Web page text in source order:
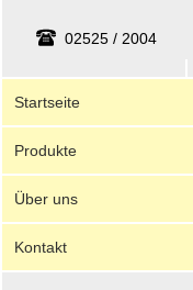
02525 / 2004
Startseite
Produkte
Über uns
Kontakt